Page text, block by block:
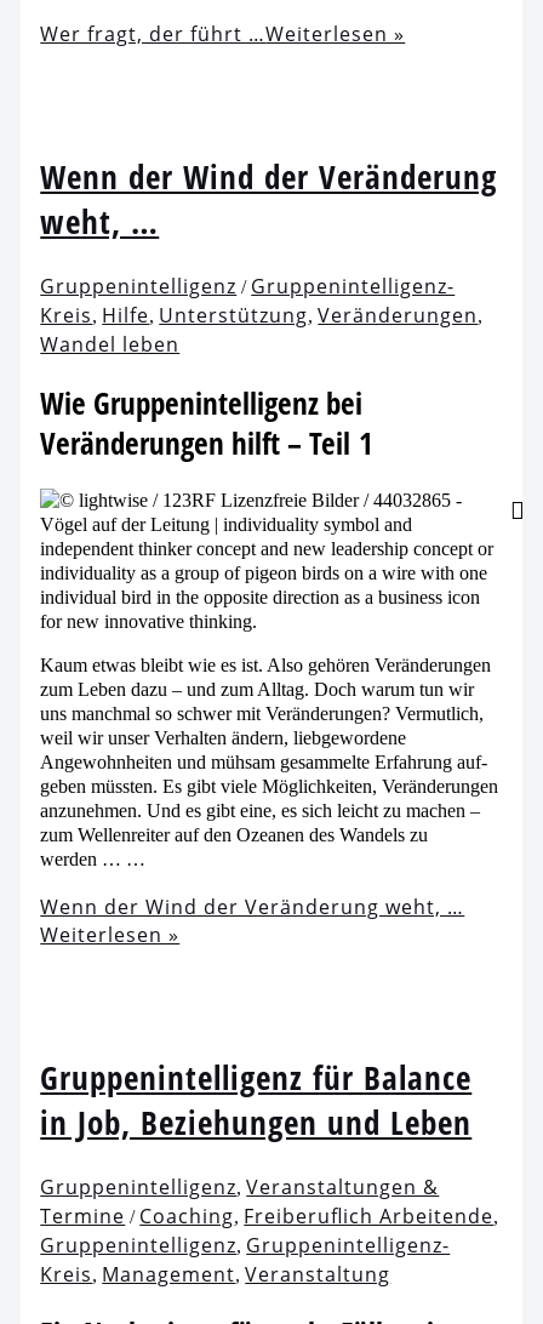
Wer fragt, der führt …Weiterlesen »
Wenn der Wind der Veränderung
weht, …
Gruppenintelligenz / Gruppenintelligenz-
Kreis, Hilfe, Unterstützung,Veränderungen,
Wandel leben
Wie Gruppenintelligenz bei
Veränderungen hilft – Teil 1
Kaum etwas bleibt wie es ist. Also gehö­ren Veränderungen
zum Leben dazu – und zum Alltag. Doch war­um tun wir
uns manch­mal so schwer mit Veränderungen? Vermutlich,
weil wir unser Verhalten ändern, lieb­ge­wor­de­ne
Angewohnheiten und müh­sam gesam­mel­te Erfahrung auf­
ge­ben müss­ten. Es gibt vie­le Möglichkeiten, Veränderungen
anzu­neh­men. Und es gibt eine, es sich leicht zu machen –
zum Wellenreiter auf den Ozeanen des Wandels zu
werden … …
Wenn der Wind der Veränderung weht, …
Weiterlesen »
Gruppenintelligenz für Balance
in Job, Beziehungen und Leben
Gruppenintelligenz,Veranstaltungen &
Termine / Coaching, Freiberuflich Arbeitende,
Gruppenintelligenz, Gruppenintelligenz-
Kreis, Management,Veranstaltung